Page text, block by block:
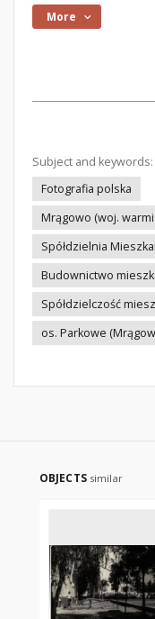
More
Subject and keywords:
Fotografia polska
Mrągowo (woj.
Spółdzielnia
Budownictwo
Spółdzielczość
os. Parkowe
OBJECTS similar